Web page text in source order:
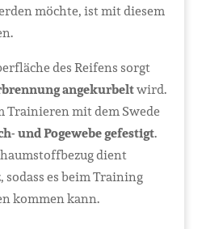
möchte, ist mit diesem
des Reifens sorgt
angekurbeltwird.
mit dem Swede
und Pogewebe gefestigt.
dient
es beim Training
kommen kann.